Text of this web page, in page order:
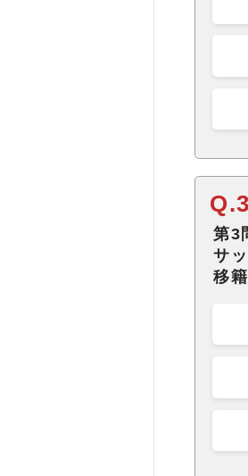
Q.3
第3
サ
移